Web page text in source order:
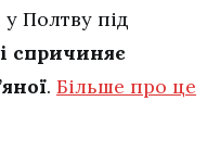
у Полтву під
спричиняє
. Більше про це